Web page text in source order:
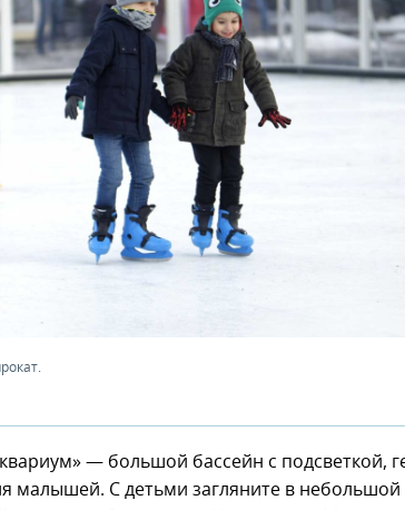
— большой бассейн с подсветкой,
малышей. С детьми загляните в небольшой